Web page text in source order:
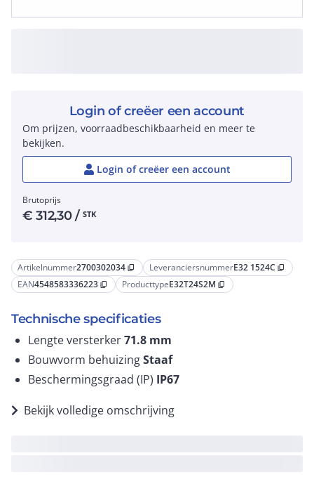
Artikelnummer2700302034 content_copy LeveranciersnummerE32 1524C content_copy
EAN4548583336223 content_copy ProducttypeE32T24S2M content_copy
Technische specificaties
Lengte versterker71.8 mm
Bouwvorm behuizingStaaf
Beschermingsgraad (IP) IP67
Bekijk volledige omschrijving
Login of creëer een account
Om prijzen, voorraadbeschikbaarheid en meer te
bekijken.
Login of creëer een account
Brutoprijs
€312,30/ STK